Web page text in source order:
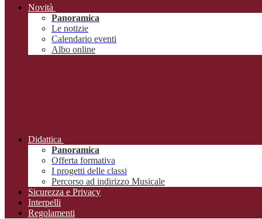
Novità
Panoramica
Le notizie
Calendario eventi
Albo online
Didattica
Panoramica
Offerta formativa
I progetti delle classi
Percorso ad indirizzo Musicale
Sicurezza e Privacy
Interpelli
Regolamenti